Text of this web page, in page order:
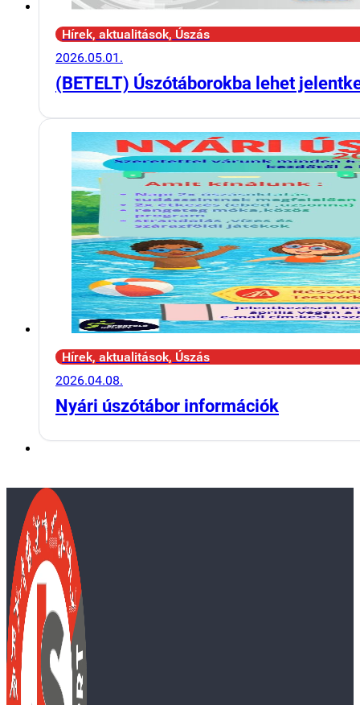
Hírek, aktualitások, Úszás
2026.05.01.
(BETELT) Úszótáborokba lehet
Hírek, aktualitások, Úszás
2026.04.08.
Nyári úszótábor információk